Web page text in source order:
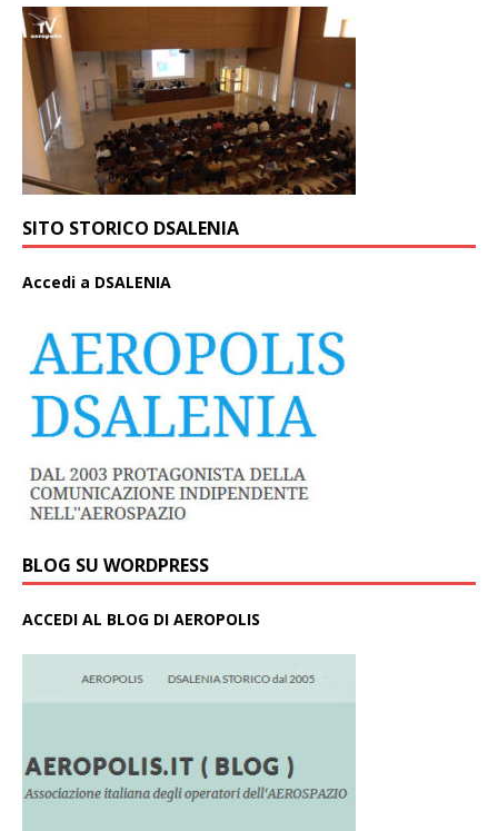
SITO STORICO DSALENIA
Accedi a DSALENIA
BLOG SU WORDPRESS
ACCEDI AL BLOG DI AEROPOLIS